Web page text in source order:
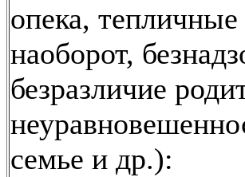
опека,
наоборот,
безразличие
семье и др.):